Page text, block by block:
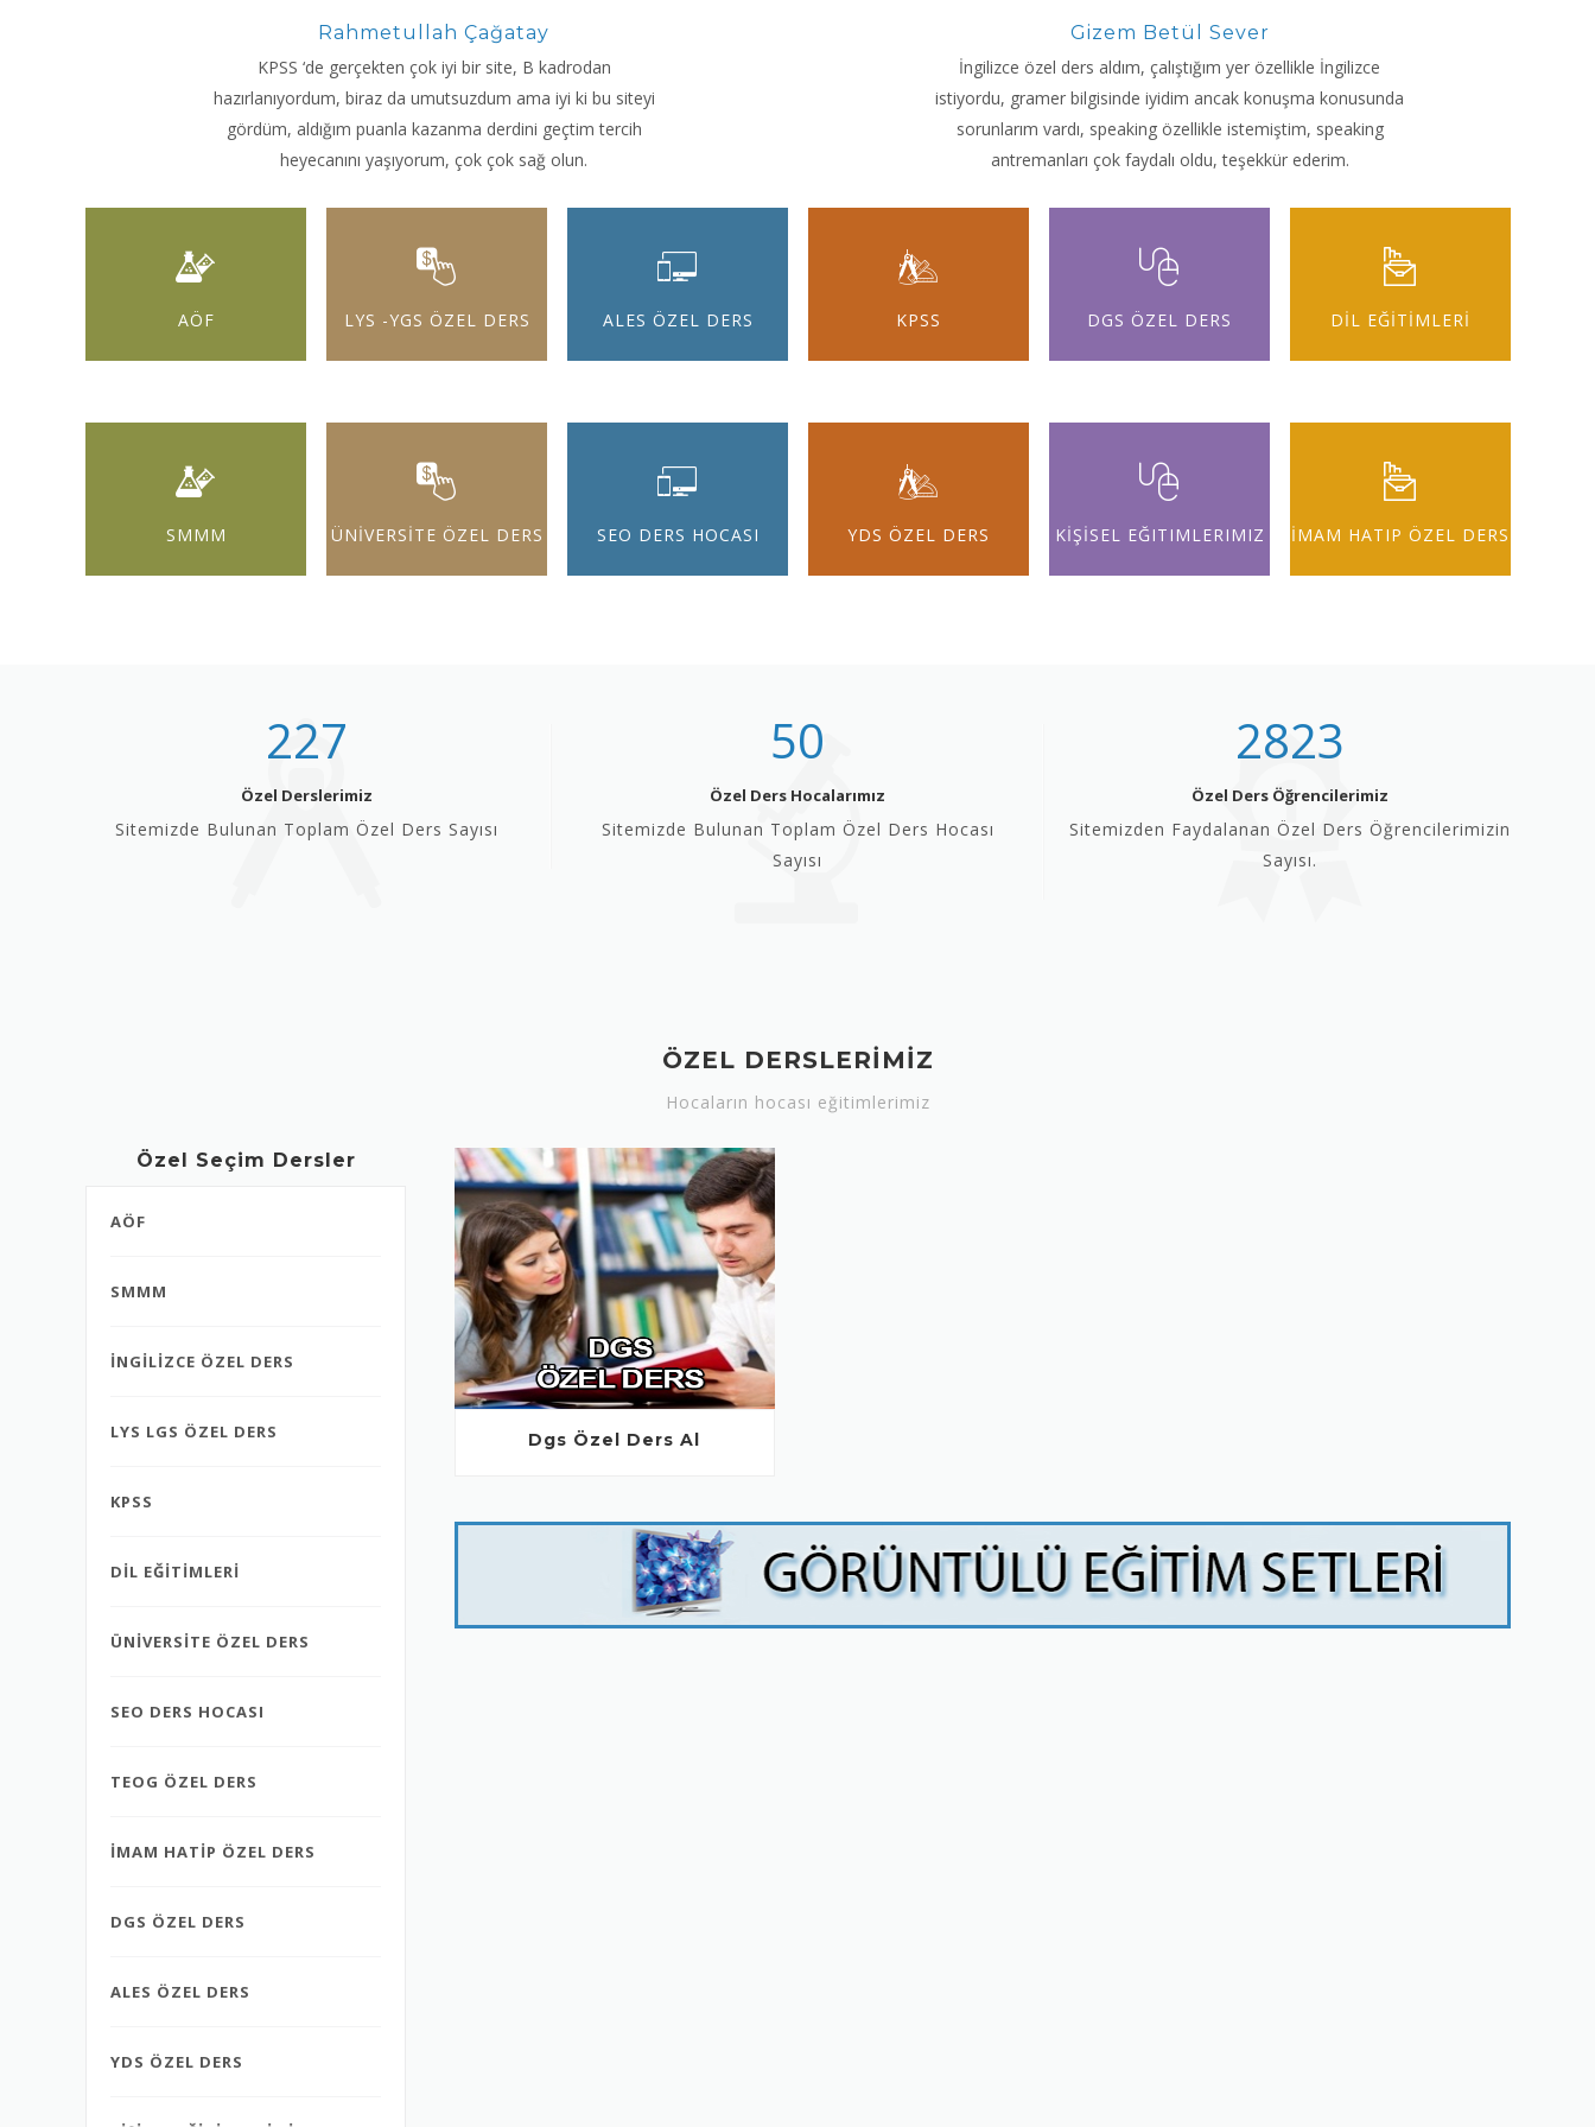
Rahmetullah Çağatay
KPSS ‘de gerçekten çok iyi bir site, B kadrodan
hazırlanıyordum, biraz da umutsuzdum ama iyi ki bu siteyi
gördüm, aldığım puanla kazanma derdini geçtim tercih
heyecanını yaşıyorum, çok çok sağ olun.
Gizem Betül Sever
İngilizce özel ders aldım, çalıştığım yer özellikle İngilizce
istiyordu, gramer bilgisinde iyidim ancak konuşma konusunda
sorunlarım vardı, speaking özellikle istemiştim, speaking
antremanları çok faydalı oldu, teşekkür ederim.
AÖF LYS -YGS ÖZEL DERS ALES ÖZEL DERS KPSS DGS ÖZEL DERS DİL EĞİTİMLERİ
SMMM ÜNİVERSİTE ÖZEL DERS SEO DERS HOCASI YDS ÖZEL DERS KİŞİSEL EĞITIMLERIMIZ İMAM HATIP ÖZEL DERS
227
Özel Derslerimiz
Sitemizde Bulunan Toplam Özel Ders Sayısı
50
Özel Ders Hocalarımız
Sitemizde Bulunan Toplam Özel Ders Hocası
Sayısı
2823
Özel Ders Öğrencilerimiz
Sitemizden Faydalanan Özel Ders Öğrencilerimizin
Sayısı.
ÖZEL DERSLERİMİZ
Hocaların hocası eğitimlerimiz
Özel Seçim Dersler
AÖF
SMMM
İNGİLİZCE ÖZEL DERS
LYS LGS ÖZEL DERS
KPSS
DİL EĞİTİMLERİ
ÜNİVERSİTE ÖZEL DERS
SEO DERS HOCASI
TEOG ÖZEL DERS
İMAM HATİP ÖZEL DERS
DGS ÖZEL DERS
ALES ÖZEL DERS
YDS ÖZEL DERS
Dgs Özel Ders Al